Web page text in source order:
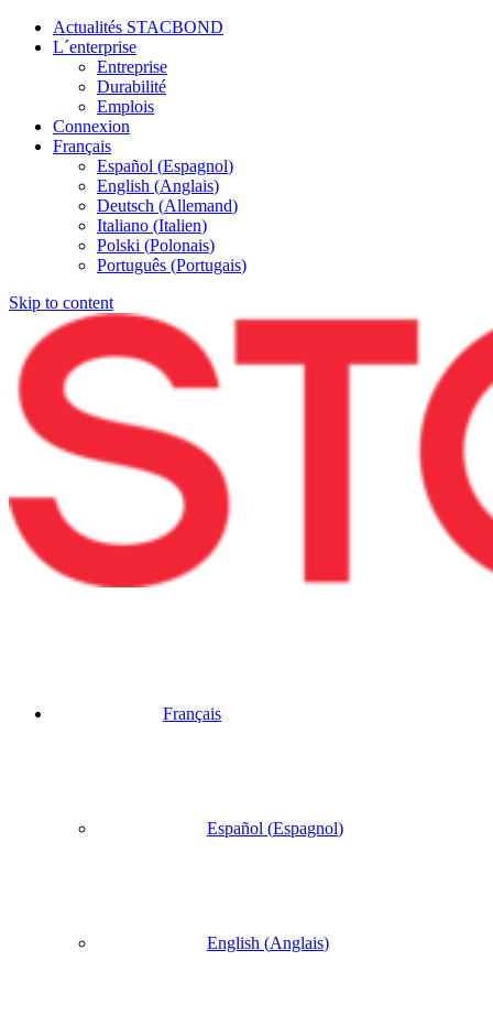
Actualités STACBOND
L´enterprise
Entreprise
Durabilité
Emplois
Connexion
Français
Español (Espagnol)
English (Anglais)
Deutsch (Allemand)
Italiano (Italien)
Polski (Polonais)
Português (Portugais)
Skip to content
Français
Español (Espagnol)
English (Anglais)